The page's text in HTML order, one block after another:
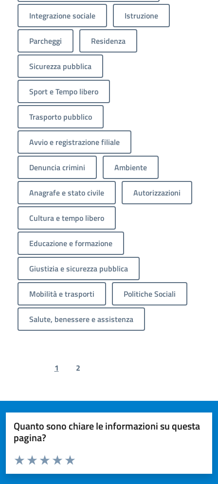
Integrazione sociale Istruzione
Parcheggi Residenza
Sicurezza pubblica
Sport e Tempo libero
Trasporto pubblico
Avvio e registrazione filiale
Denuncia crimini Ambiente
Anagrafe e stato civile Autorizzazioni
Cultura e tempo libero
Educazione e formazione
Giustizia e sicurezza pubblica
Mobilità e trasporti Politiche Sociali
Salute, benessere e assistenza
Previous page
1 2
Quanto sono chiare le informazioni su questa
pagina?
Valuta da 1 a 5 stelle la pagina
Valuta 5 stelle su 5
Valuta 4 stelle su 5
Valuta 3 stelle su 5
Valuta 2 stelle su 5
Valuta 1 stelle su 5